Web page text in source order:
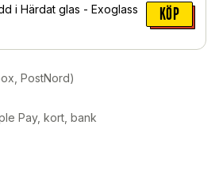
i Härdat glas - Exoglass
KÖP
PostNord)
Pay, kort, bank